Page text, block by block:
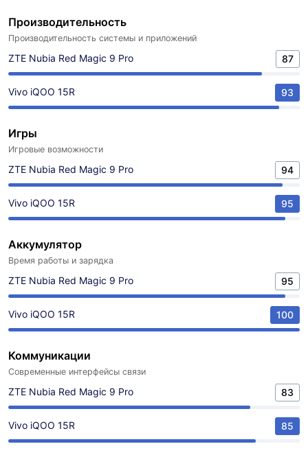
Производительность
Производительность системы и приложений
ZTE Nubia Red Magic 9 Pro 87
Vivo iQOO 15R 93
Игры
Игровые возможности
ZTE Nubia Red Magic 9 Pro 94
Vivo iQOO 15R 95
Аккумулятор
Время работы и зарядка
ZTE Nubia Red Magic 9 Pro 95
Vivo iQOO 15R 100
Коммуникации
Современные интерфейсы связи
ZTE Nubia Red Magic 9 Pro 83
Vivo iQOO 15R 85